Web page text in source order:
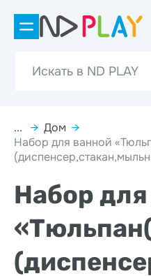
... → Дом →
Набор для ванной
Набор